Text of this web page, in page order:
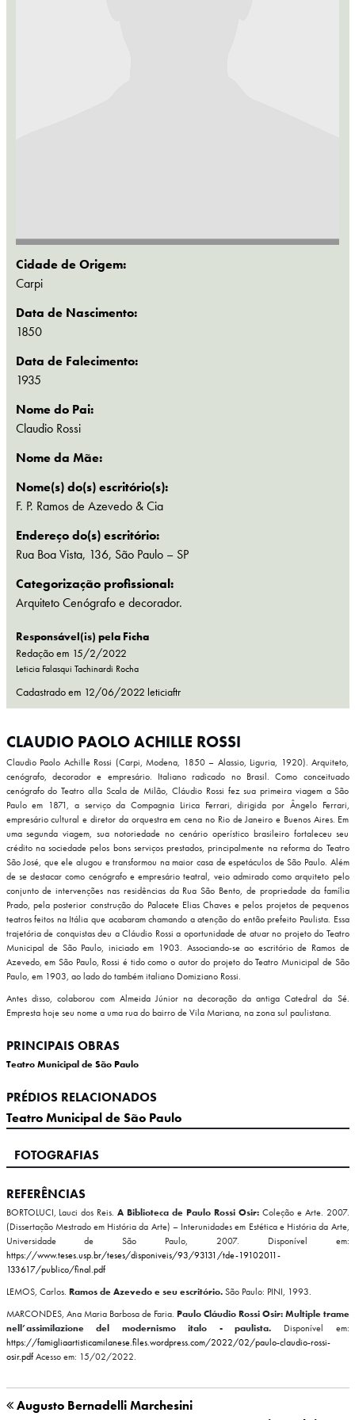
Cidade de Origem:
Carpi
Data de Nascimento:
1850
Data de Falecimento:
1935
Nome do Pai:
Claudio Rossi
Nome da Mãe:
Nome(s) do(s) escritório(s):
F. P. Ramos de Azevedo & Cia
Endereço do(s) escritório:
Rua Boa Vista, 136, São Paulo – SP
Categorização profissional:
ArquitetoCenógrafo e decorador.
Responsável(is) pela Ficha
Redação em 15/2/2022
Leticia Falasqui Tachinardi Rocha
Cadastrado em 12/06/2022 leticiaftr
CLAUDIO PAOLO ACHILLE ROSSI
Claudio Paolo Achille Rossi (Carpi, Modena, 1850 – Alassio, Liguria, 1920). Arquiteto,
cenógrafo, decorador e empresário. Italiano radicado no Brasil. Como conceituado
cenógrafo do Teatro alla Scala de Milão, Cláudio Rossi fez sua primeira viagem a São
Paulo em 1871, a serviço da Compagnia Lirica Ferrari, dirigida por Ângelo Ferrari,
empresário cultural e diretor da orquestra em cena no Rio de Janeiro e Buenos Aires. Em
uma segunda viagem, sua notoriedade no cenário operístico brasileiro fortaleceu seu
crédito na sociedade pelos bons serviços prestados, principalmente na reforma do Teatro
São José, que ele alugou e transformou na maior casa de espetáculos de São Paulo. Além
de se destacar como cenógrafo e empresário teatral, veio admirado como arquiteto pelo
conjunto de intervenções nas residências da Rua São Bento, de propriedade da família
Prado, pela posterior construção do Palacete Elias Chaves e pelos projetos de pequenos
teatros feitos na Itália que acabaram chamando a atenção do então prefeito Paulista. Essa
trajetória de conquistas deu a Cláudio Rossi a oportunidade de atuar no projeto do Teatro
Municipal de São Paulo, iniciado em 1903. Associando-se ao escritório de Ramos de
Azevedo, em São Paulo, Rossi é tido como o autor do projeto do Teatro Municipal de São
Paulo, em 1903, ao lado do também italiano Domiziano Rossi.
Antes disso, colaborou com Almeida Júnior na decoração da antiga Catedral da Sé.
Empresta hoje seu nome a uma rua do bairro de Vila Mariana, na zona sul paulistana.
PRINCIPAIS OBRAS
Teatro Municipal de São Paulo
PRÉDIOS RELACIONADOS
Teatro Municipal de São Paulo
FOTOGRAFIAS
REFERÊNCIAS
BORTOLUCI, Lauci dos Reis.A Biblioteca de Paulo Rossi Osir:Coleção e Arte. 2007.
(Dissertação Mestrado em História da Arte) – Interunidades em Estética e História da Arte,
Universidade de São Paulo, 2007. Disponível em:
https://www.teses.usp.br/teses/disponiveis/93/93131/tde-19102011-
133617/publico/final.pdf
LEMOS, Carlos. Ramos de Azevedo e seu escritório.São Paulo: PINI, 1993.
MARCONDES, Ana Maria Barbosa de Faria. Paulo Cláudio Rossi Osir: Multiple trame
nell’assimilazione del modernismo italo - paulista. Disponível em:
https://famigliaartisticamilanese.files.wordpress.com/2022/02/paulo-claudio-rossi-
osir.pdfAcesso em: 15/02/2022.
Augusto Bernadelli Marchesini